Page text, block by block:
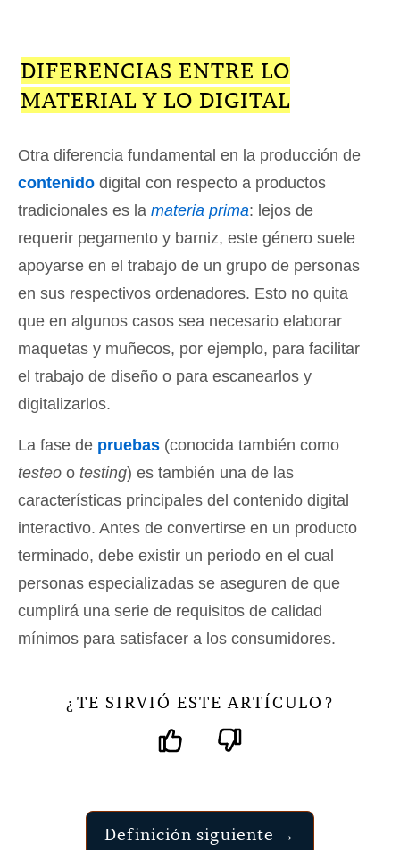
DIFERENCIAS ENTRE LO
MATERIAL Y LO DIGITAL
Otra diferencia fundamental en la producción de
contenido digital con respecto a productos
tradicionales es la materia prima: lejos de
requerir pegamento y barniz, este género suele
apoyarse en el trabajo de un grupo de personas
en sus respectivos ordenadores. Esto no quita
que en algunos casos sea necesario elaborar
maquetas y muñecos, por ejemplo, para facilitar
el trabajo de diseño o para escanearlos y
digitalizarlos.
La fase de pruebas (conocida también como
testeo o testing) es también una de las
características principales del contenido digital
interactivo. Antes de convertirse en un producto
terminado, debe existir un periodo en el cual
personas especializadas se aseguren de que
cumplirá una serie de requisitos de calidad
mínimos para satisfacer a los consumidores.
¿ TE SIRVIÓ ESTE ARTÍCULO ?
Definición siguiente →